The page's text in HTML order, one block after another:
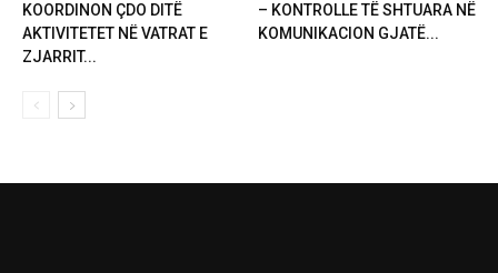
KOORDINON ÇDO DITË
AKTIVITETET NË VATRAT E
ZJARRIT...
– KONTROLLE TË SHTUARA NË
KOMUNIKACION GJATË...